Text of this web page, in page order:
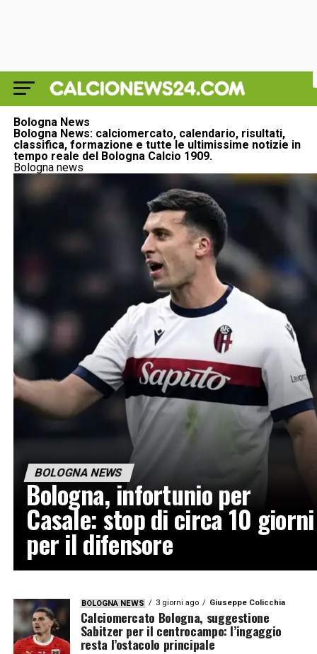
Bologna News
Bologna News: calciomercato, calendario, risultati,
classifica, formazione e tutte le ultimissime notizie in
tempo reale del Bologna Calcio 1909.
Bologna news
BOLOGNA NEWS
Bologna, infortunio per
Casale: stop di circa 10 giorni
per il difensore
BOLOGNA NEWS 3 giorni ago Giuseppe Colicchia
Calciomercato Bologna, suggestione
Sabitzer per il centrocampo: l’ingaggio
resta l’ostacolo principale